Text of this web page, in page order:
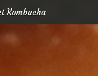
Kombucha